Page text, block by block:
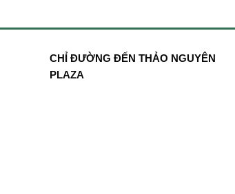
CHỈ ĐƯỜNG ĐẾN THẢO NGUYÊN
PLAZA